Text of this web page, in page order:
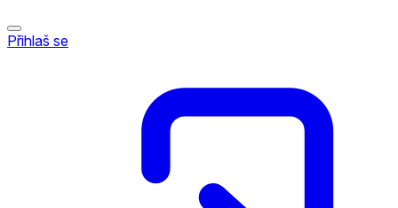
Přihlaš se